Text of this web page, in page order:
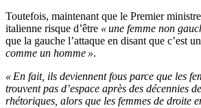
Toutefois, maintenant que le Premier
italienne risque d’être « une femme non
que la gauche l’attaque en disant que c’est
comme un homme ».
« En fait, ils deviennent fous parce que les
trouvent pas d’espace après des décennies
rhétoriques, alors que les femmes de droite